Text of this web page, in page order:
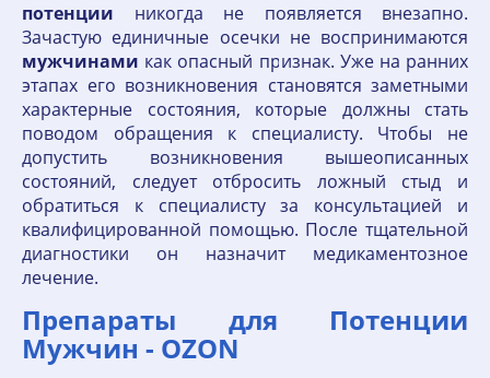
потенции никогда не появляется внезапно.
Зачастую единичные осечки не воспринимаются
мужчинами как опасный признак. Уже на ранних
этапах его возникновения становятся заметными
характерные состояния, которые должны стать
поводом обращения к специалисту. Чтобы не
допустить возникновения вышеописанных
состояний, следует отбросить ложный стыд и
обратиться к специалисту за консультацией и
квалифицированной помощью. После тщательной
диагностики он назначит медикаментозное
лечение.
Препараты для Потенции
Мужчин - OZON